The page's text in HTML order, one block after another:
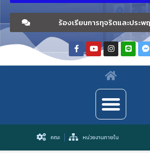
ร้องเรียนการทุจริตและประ
คณะ หน่วยงานภายใน